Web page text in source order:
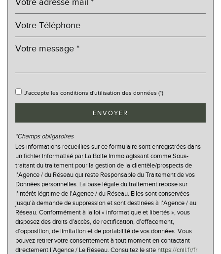
Propriétaires (vs. locataires)
Taxe foncière
17,11 %
Habitants de moins de 25 ans
Nombre d'enfants par famille
Maisons
97,78 %
Appartements
2,22 %
Familles avec 3 enfants
7,45 %
J'accepte les conditions d'utilisation des données (*)
ENVOYER
*Champs obligatoires
Les informations recueillies sur ce formulaire sont enregistrées dans
un fichier informatisé par La Boite Immo agissant comme Sous-
traitant du traitement pour la gestion de la clientèle/prospects de
l'Agence / du Réseau qui reste Responsable du Traitement de vos
Données personnelles. La base légale du traitement repose sur
l'intérêt légitime de l'Agence / du Réseau. Elles sont conservées
jusqu'à demande de suppression et sont destinées à l'Agence / au
Réseau. Conformément à la loi « informatique et libertés », vous
disposez des droits d’accès, de rectification, d’effacement,
d’opposition, de limitation et de portabilité de vos données. Vous
pouvez retirer votre consentement à tout moment en contactant
directement l’Agence / Le Réseau. Consultez le site https://cnil.fr/fr